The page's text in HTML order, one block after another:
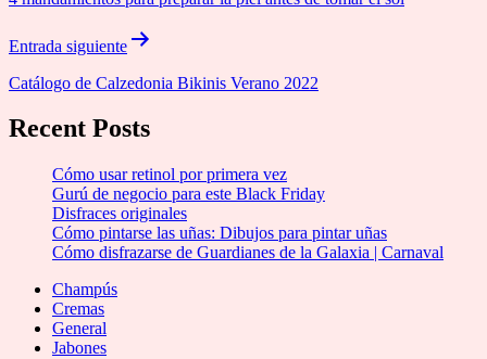
entradas
Entrada siguiente
Catálogo de Calzedonia Bikinis Verano 2022
Recent Posts
Cómo usar retinol por primera vez
Gurú de negocio para este Black Friday
Disfraces originales
Cómo pintarse las uñas: Dibujos para pintar uñas
Cómo disfrazarse de Guardianes de la Galaxia | Carnaval
Champús
Cremas
General
Jabones